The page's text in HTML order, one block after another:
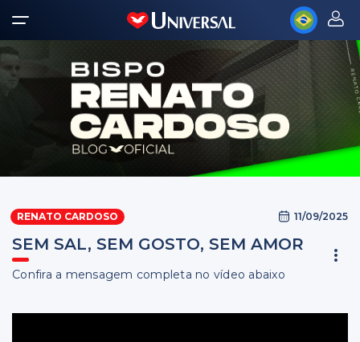
RENATO CARDOSO 11/09/2025
SEM SAL, SEM GOSTO, SEM AMOR
Confira a mensagem completa no vídeo abaixo